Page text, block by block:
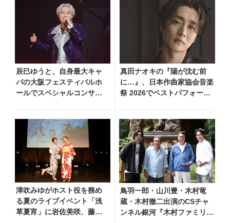
場！ 各放送回の出演者・曲
辰巳ゆうと、自身最大キャ
パの大阪フェスティバルホ
ールでスペシャルコンサー
11月17日に同ホールで追加
公演が決定
真田ナオキの『陽が沈む前
に…』、日本作曲家協会音楽
祭 2026でベストパフォーマ
リースへ向けた企画を一挙公
開
津吹みゆがホスト役を務め
る夏のライブイベント「浅
草夏宵」に岩佐美咲、藤井
鳥羽一郎・山川豊・木村竜
蔵・木村徹二出演のCSチャ
ンネル銀河『木村ファミリー